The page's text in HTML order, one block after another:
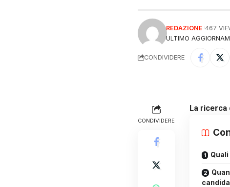
ULTIMO
REDAZIONE 467
CONDIVIDERE
CONDIVIDERE
La ricerca